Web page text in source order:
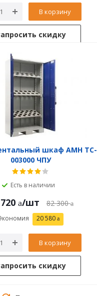
В корзину
скидку
шкаф AMH TC-
003000 ЧПУ
Есть в наличии
/шт 82 300
20 580
В корзину
скидку